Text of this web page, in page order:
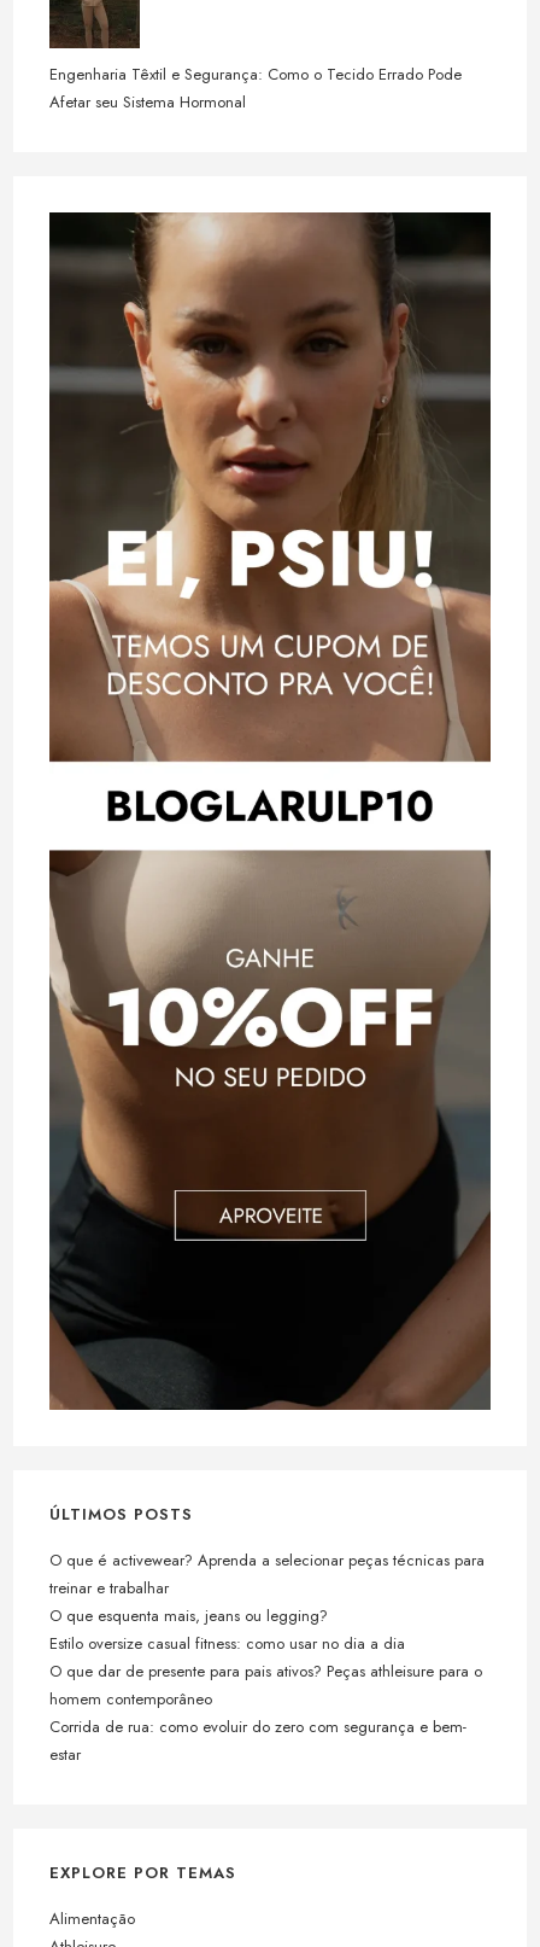
Engenharia Têxtil e Segurança: Como o Tecido Errado Pode
Afetar seu Sistema Hormonal
ÚLTIMOS POSTS
O que é activewear? Aprenda a selecionar peças técnicas para
treinar e trabalhar
O que esquenta mais, jeans ou legging?
Estilo oversize casual fitness: como usar no dia a dia
O que dar de presente para pais ativos? Peças athleisure para o
homem contemporâneo
Corrida de rua: como evoluir do zero com segurança e bem-
estar
EXPLORE POR TEMAS
Alimentação